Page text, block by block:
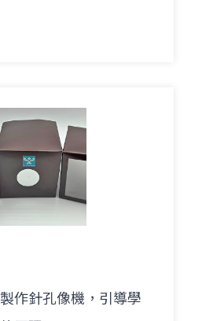
作針孔像機，引導學